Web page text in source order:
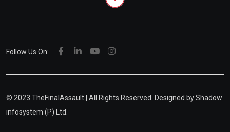
Follow Us On:
© 2023 TheFinalAssault | All Rights Reserved. Designed byShadow
infosystem (P) Ltd.